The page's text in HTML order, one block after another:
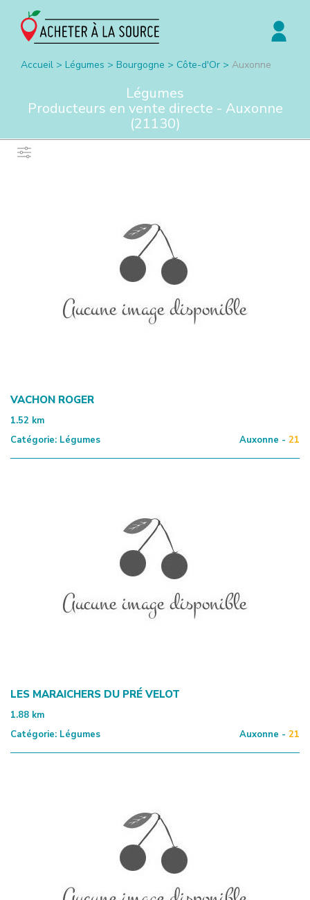
Accueil > Légumes > Bourgogne > Côte-d'Or > Auxonne
Légumes
Producteurs en vente directe - Auxonne
(21130)
VACHON ROGER
1.52 km
Catégorie: Légumes Auxonne - 21
LES MARAICHERS DU PRÉ VELOT
1.88 km
Catégorie: Légumes Auxonne - 21